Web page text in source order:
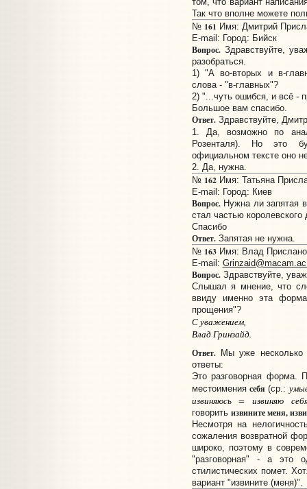
Так что вполне можете
№ 161 Имя: Дмитрий
E-mail: Город: Бийск
Вопрос.Здравствуйте,
разобраться.
1) "А во-вторых и в-
слова - "в-главных"?
2) "...чуть ошибся, и всё -
Большое вам спасибо.
Ответ.Здравствуйте,
1. Да, возможно по
Розенталя). Но это
официальном тексте оно
2. Да, нужна.
№ 162Имя: Татьяна
E-mail: Город: Киев
Вопрос.Нужна ли запятая
стал частью королевского
Спасибо
Ответ.Запятая не нужна.
№ 163Имя: Влад
E-mail:
Вопрос.Здравствуйте,
Слышал я мнение, что
ввиду именно эта
прощения"?
С уважением,
Влад Гринзайд.
Ответ.Мы уже несколько
ответы:
Это разговорная форма.
местоимения себя (ср.:
извиняюсь = извиняю
говорить извините меня,
Несмотря на
сожаления возвратной
широко, поэтому в
"разговорная" - а это
стилистических помет.
вариант "извините (меня)".